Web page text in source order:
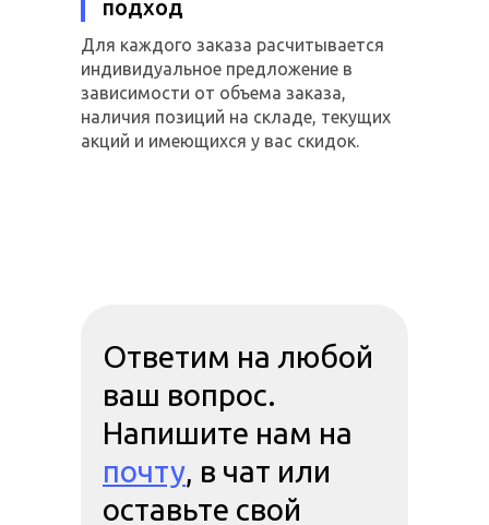
подход
Для каждого заказа расчитывается
индивидуальное предложение в
зависимости от объема заказа,
наличия позиций на складе, текущих
акций и имеющихся у вас скидок.
Ответим на любой
ваш вопрос.
Напишите нам на
почту, в чат или
оставьте свой